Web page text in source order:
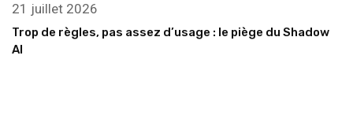
21 juillet 2026
Trop de règles, pas assez d’usage : le piège du Shadow
AI